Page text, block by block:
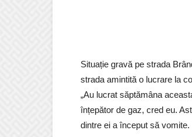
Situație gravă pe strada
strada amintită o lucrare la
„Au lucrat săptămâna
înțepător de gaz, cred eu.
dintre ei a început să vomite.